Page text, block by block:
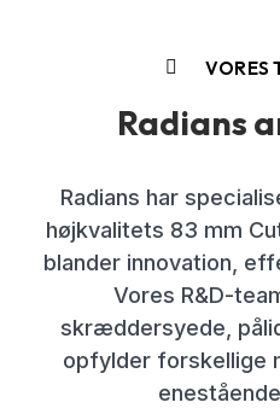
VORES
Radians
Radians har
højkvalitets 83 mm
blander innovation,
Vores R&D-
skræddersyede,
opfylder forskellige